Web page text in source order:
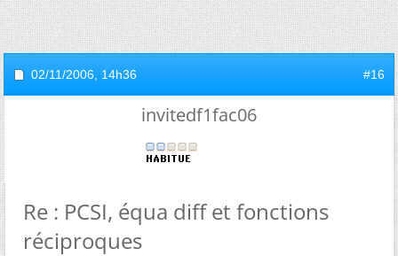
02/11/2006, 14h36 #16
invitedf1fac06
Re : PCSI, équa diff et fonctions
réciproques